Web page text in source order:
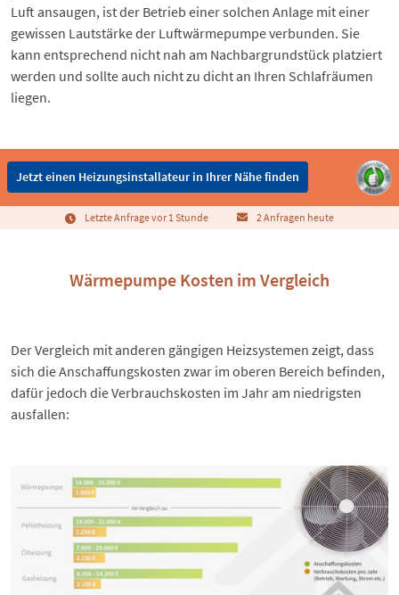
Luft ansaugen, ist der Betrieb einer solchen Anlage mit einer
gewissen Lautstärke der Luftwärmepumpeverbunden. Sie
kann entsprechend nicht nah am Nachbargrundstück platziert
werden und sollte auch nicht zu dicht an Ihren Schlafräumen
liegen.
Jetzt einen Heizungsinstallateur in Ihrer Nähe finden
Letzte Anfrage vor 1 Stunde 2 Anfragen heute
Wärmepumpe Kosten im Vergleich
Der Vergleich mit anderen gängigen Heizsystemen zeigt, dass
sich die Anschaffungskosten zwar im oberen Bereich befinden,
dafür jedoch die Verbrauchskosten im Jahr am niedrigsten
ausfallen: